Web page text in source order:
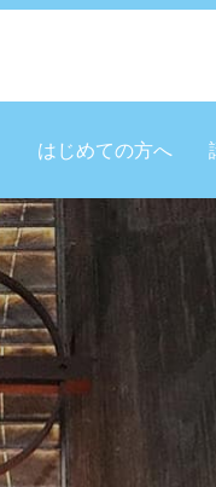
はじめての方へ